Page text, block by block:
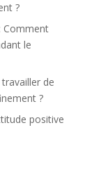
?
Comment
le
de
?
positive